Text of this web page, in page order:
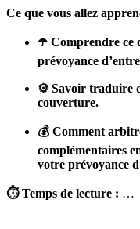
Ce que vous allez
☂️ Comprendre ce
prévoyance
⚙️ Savoir traduire
couverture.
💰 Comment
complémentaires
votre prévoyance
⏱️ Temps de lecture : …